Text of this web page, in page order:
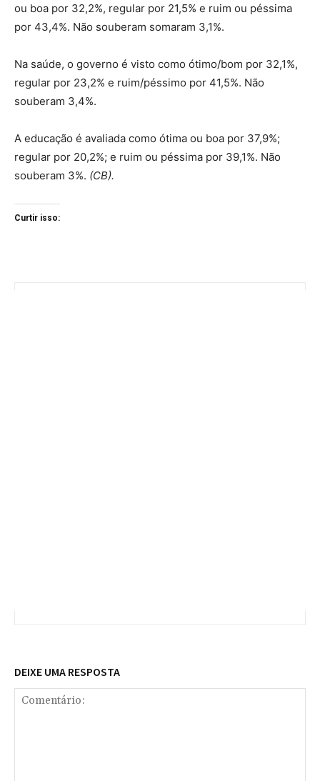
ou boa por 32,2%, regular por 21,5% e ruim ou péssima
por 43,4%. Não souberam somaram 3,1%.
Na saúde, o governo é visto como ótimo/bom por 32,1%,
regular por 23,2% e ruim/péssimo por 41,5%. Não
souberam 3,4%.
A educação é avaliada como ótima ou boa por 37,9%;
regular por 20,2%; e ruim ou péssima por 39,1%. Não
souberam 3%. (CB).
Curtir isso:
DEIXE UMA RESPOSTA